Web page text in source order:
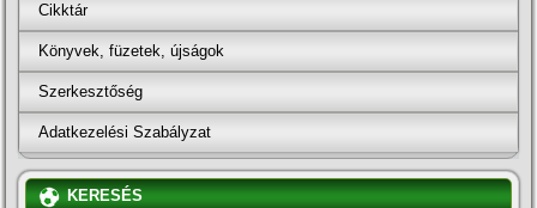
Cikktár
Könyvek, füzetek, újságok
Szerkesztőség
Adatkezelési Szabályzat
KERESÉS